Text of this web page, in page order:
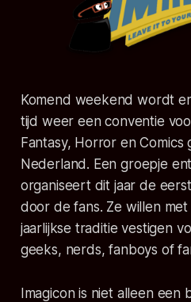
Komend weekend wordt
tijd weer een conventie
Fantasy, Horror en Comics
Nederland. Een groepje
organiseert dit jaar de
door de fans. Ze willen
jaarlijkse traditie vestigen
geeks, nerds, fanboys of
Imagicon is niet alleen een